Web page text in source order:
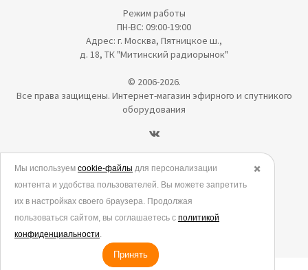
Режим работы
ПН-ВС: 09:00-19:00
Адрес: г. Москва, Пятницкое ш.,
д. 18, ТК "Митинский радиорынок"
© 2006-2026.
Все права защищены. Интернет-магазин эфирного и спутникого
оборудования
Политика в отношении обработки персональных данных
Согласие на обработку персональных данных
Согласие на обработку данных метрическими программами
Политика использования cookies
✖️
Мы используем cookie-файлы для персонализации
контента и удобства пользователей. Вы можете запретить
их в настройках своего браузера. Продолжая
пользоваться сайтом, вы соглашаетесь с политикой
конфиденциальности.
Принять